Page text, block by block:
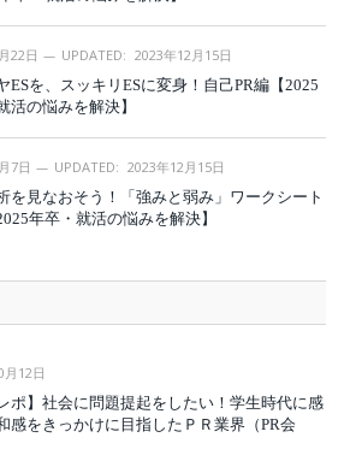
22日 UPDATED: 2023年12月15日
ESを、スッキリESに変身！自己PR編【2025
活の悩みを解決】
7日 UPDATED: 2023年12月15日
を見なおそう！「強みと弱み」ワークシート
年卒・就活の悩みを解決】
月12日
ポ】社会に問題提起をしたい！学生時代に感
感をきっかけに目指したＰＲ業界（PR会